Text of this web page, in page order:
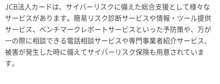
JCB法人カードは、サイバーリスクに備えた総合支援として様々な
サービスがあります。簡易リスク診断サービスや情報・ツール提供
サービス、ベンチマークレポートサービスといった予防策や、万が
一の際に相談できる電話相談サービスや専門事業者紹介サービス、
被害が発生した時に備えてサイバーリスク保険も用意されていま
す。